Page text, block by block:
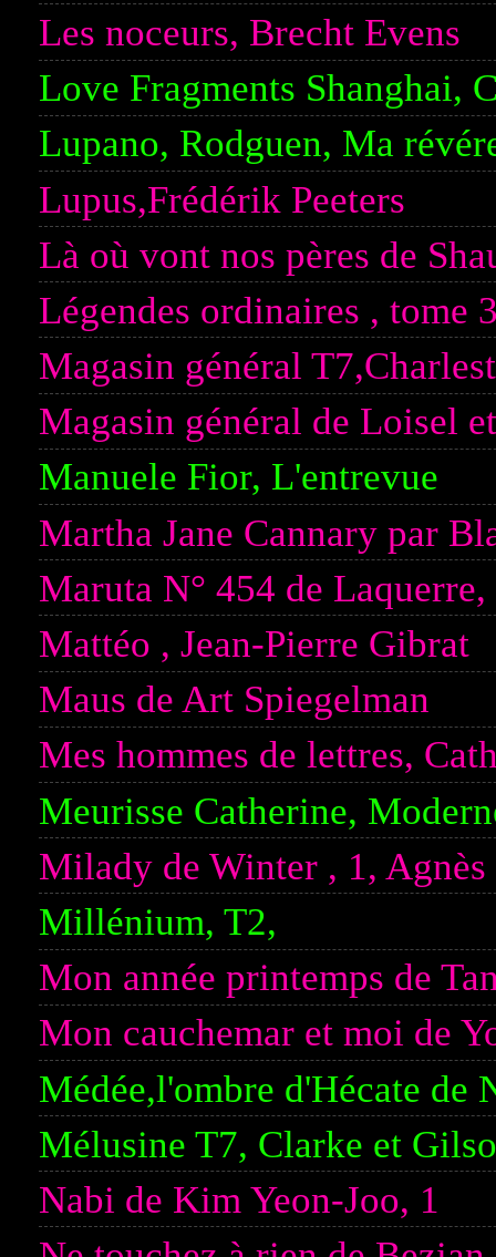
Les noceurs, Brecht Evens
Love Fragments Shanghai,
Lupano, Rodguen, Ma
Lupus,Frédérik Peeters
Là où vont nos pères de
Légendes ordinaires , tome
Magasin général
Magasin général de Loisel
Manuele Fior, L'entrevue
Martha Jane Cannary par
Maruta N° 454 de
Mattéo , Jean-Pierre Gibrat
Maus de Art Spiegelman
Mes hommes de lettres,
Meurisse Catherine,
Milady de Winter , 1,
Millénium, T2,
Mon année printemps de
Mon cauchemar et moi de
Médée,l'ombre d'Hécate de
Mélusine T7, Clarke et
Nabi de Kim Yeon-Joo, 1